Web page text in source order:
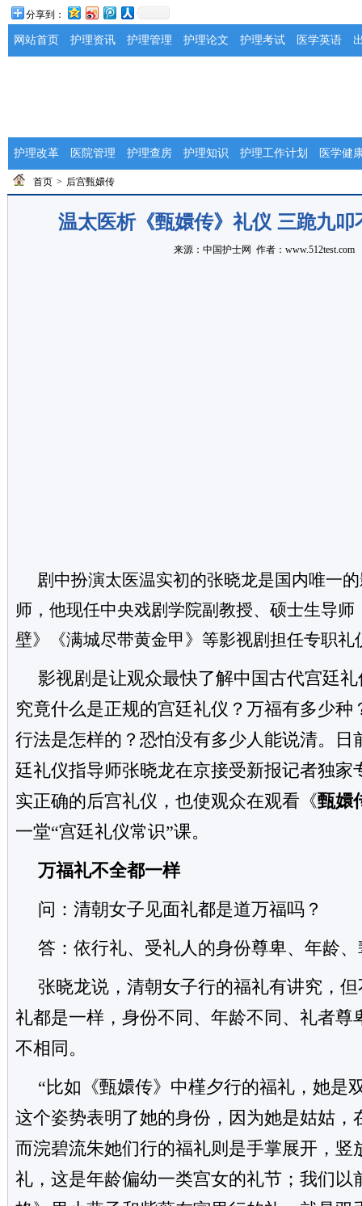
分享到：
网站首页 护理资讯 护理管理 护理论文 护理考试 医学英语
护理改革 医院管理 护理查房 护理知识 护理工作计划 医学健
首页 > 后宫甄嬛传
温太医析《甄嬛传》礼仪 三跪九叩
来源： 中国护士网 作者：www.512test.com
剧中扮演太医温实初的张晓龙是国内唯一
师，他现任中央戏剧学院副教授、硕士生导师
壁》《满城尽带黄金甲》等影视剧担任专职礼
影视剧是让观众最快了解中国古代宫廷
究竟什么是正规的宫廷礼仪？万福有多少种
行法是怎样的？恐怕没有多少人能说清。日
廷礼仪指导师张晓龙在京接受新报记者独家
实正确的后宫礼仪，也使观众在观看《甄嬛
一堂“宫廷礼仪常识”课。
万福礼不全都一样
问：清朝女子见面礼都是道万福吗？
答：依行礼、受礼人的身份尊卑、年龄
张晓龙说，清朝女子行的福礼有讲究，
礼都是一样，身份不同、年龄不同、礼者尊
不相同。
“比如《甄嬛传》中槿夕行的福礼，她是
这个姿势表明了她的身份，因为她是姑姑，
而浣碧流朱她们行的福礼则是手掌展开，竖
礼，这是年龄偏幼一类宫女的礼节；我们以